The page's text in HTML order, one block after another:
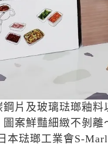
片及玻璃琺瑯釉料
案鮮豔細緻不剝離
本琺瑯工業會S-